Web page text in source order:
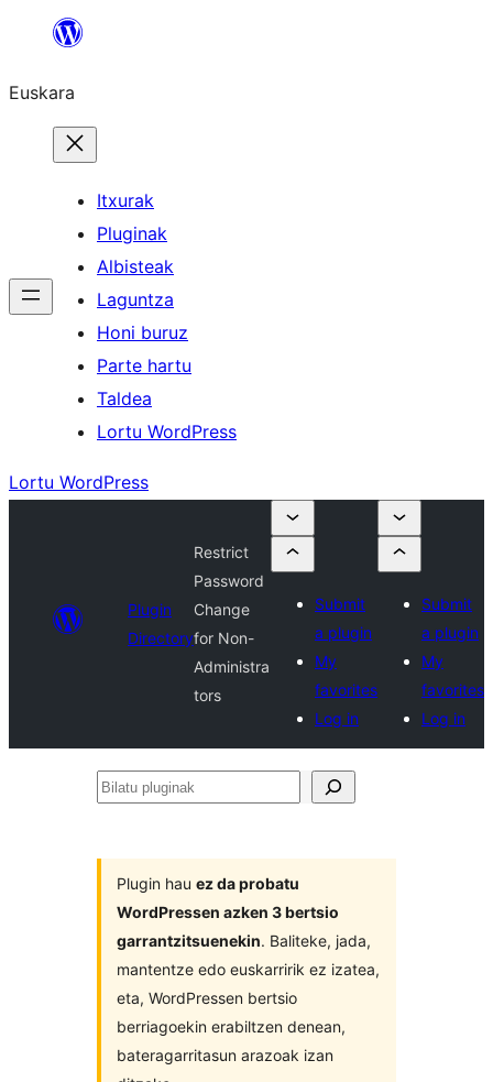
Euskara
Itxurak
Pluginak
Albisteak
Laguntza
Honi buruz
Parte hartu
Taldea
Lortu WordPress
Lortu WordPress
Plugin
Directory
Restrict
Password
Change
for Non-
Administra
tors
Submit
a plugin
My
favorites
Log in
Submit
a plugin
My
favorites
Log in
Bilatu
Plugin hau ez da probatu
WordPressen azken 3 bertsio
garrantzitsuenekin. Baliteke, jada,
mantentze edo euskarririk ez izatea,
eta, WordPressen bertsio
berriagoekin erabiltzen denean,
bateragarritasun arazoak izan